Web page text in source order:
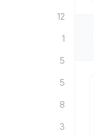
12
1
5
5
8
3